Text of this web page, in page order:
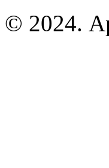
© 2024.